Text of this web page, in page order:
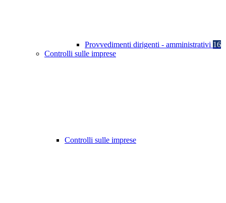
Provvedimenti dirigenti - amministrativi 16
Controlli sulle imprese
Controlli sulle imprese